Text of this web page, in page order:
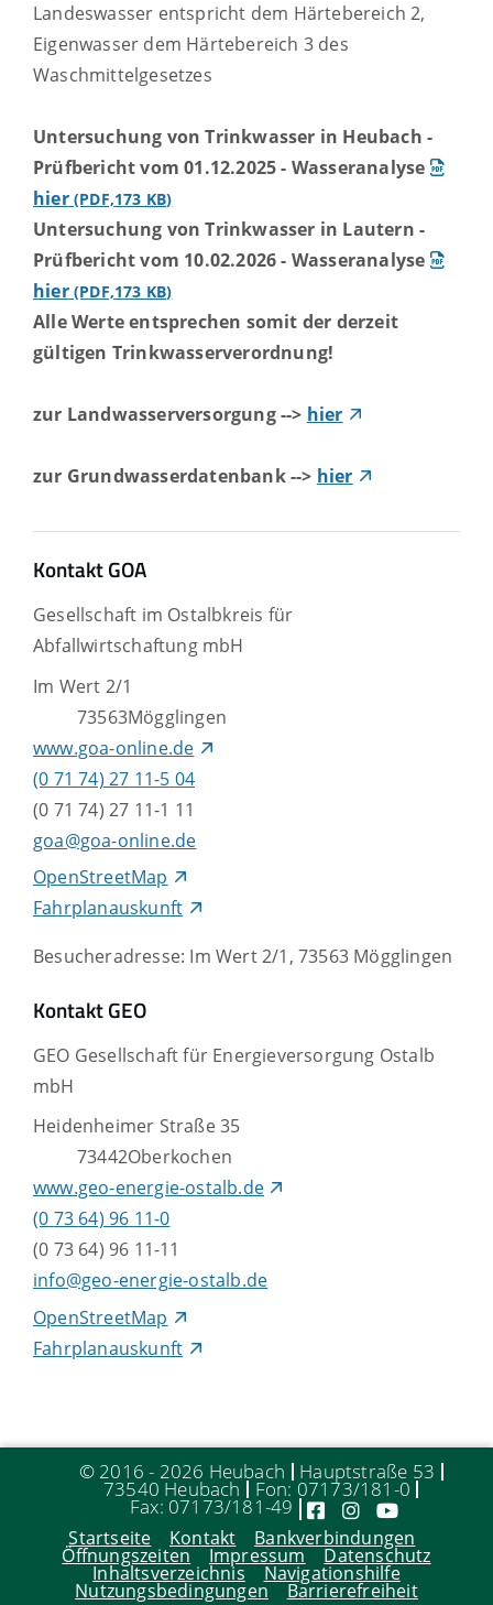
Landeswasser entspricht dem Härtebereich 2,
Eigenwasser dem Härtebereich 3 des
Waschmittelgesetzes
Untersuchung von Trinkwasser in Heubach -
Prüfbericht vom 01.12.2025 - Wasseranalyse
hier(PDF,173 KB)
Untersuchung von Trinkwasser in Lautern -
Prüfbericht vom 10.02.2026 - Wasseranalyse
hier(PDF,173 KB)
Alle Werte entsprechen somit der derzeit
gültigen Trinkwasserverordnung!
zur Landwasserversorgung --> hier
zur Grundwasserdatenbank --> hier
Kontakt GOA
Gesellschaft im Ostalbkreis für
Abfallwirtschaftung mbH
Im Wert 2/1
73563Mögglingen
OpenStreetMap
Fahrplanauskunft
www.goa-online.de
goa@goa-online.de
(0 71 74) 27 11-5 04
(0 71 74) 27 11-1 11
Besucheradresse: Im Wert 2/1, 73563 Mögglingen
Kontakt GEO
GEO Gesellschaft für Energieversorgung Ostalb
mbH
Heidenheimer Straße 35
73442Oberkochen
OpenStreetMap
Fahrplanauskunft
www.geo-energie-ostalb.de
info@geo-energie-ostalb.de
(0 73 64) 96 11-0
(0 73 64) 96 11-11
© 2016 - 2026 Heubach Hauptstraße 53
73540 Heubach Fon: 07173/181-0
Fax: 07173/181-49
Startseite Kontakt Bankverbindungen
Öffnungszeiten Impressum Datenschutz
Inhaltsverzeichnis Navigationshilfe
Nutzungsbedingungen Barrierefreiheit